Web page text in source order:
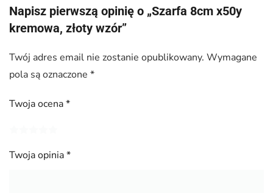
Napisz pierwszą opinię o „Szarfa 8cm x50y
kremowa, złoty wzór”
Twój adres email nie zostanie opublikowany. Wymagane
pola są oznaczone *
Twoja ocena*
Twoja opinia*